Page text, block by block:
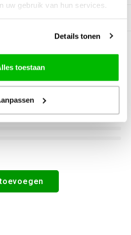
uw gebruik van hun services.
Details tonen
toestaan